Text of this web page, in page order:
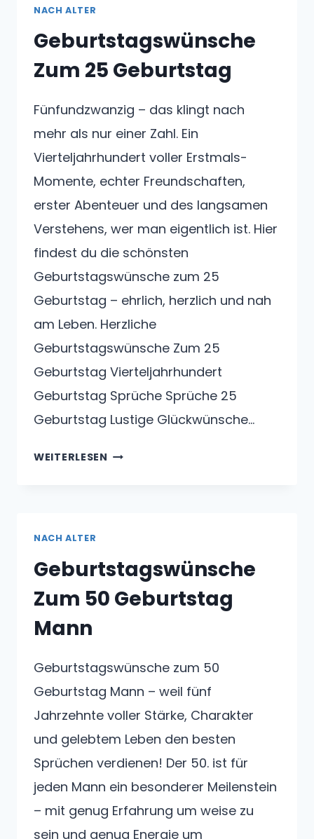
NACH ALTER
Geburtstagswünsche
Zum 25 Geburtstag
Fünfundzwanzig – das klingt nach
mehr als nur einer Zahl. Ein
Vierteljahrhundert voller Erstmals-
Momente, echter Freundschaften,
erster Abenteuer und des langsamen
Verstehens, wer man eigentlich ist. Hier
findest du die schönsten
Geburtstagswünsche zum 25
Geburtstag – ehrlich, herzlich und nah
am Leben. Herzliche
Geburtstagswünsche Zum 25
Geburtstag Vierteljahrhundert
Geburtstag Sprüche Sprüche 25
Geburtstag Lustige Glückwünsche…
WEITERLESEN GEBURTSTAGSWÜNSCHE
NACH ALTER
Geburtstagswünsche
Zum 50 Geburtstag
Mann
Geburtstagswünsche zum 50
Geburtstag Mann – weil fünf
Jahrzehnte voller Stärke, Charakter
und gelebtem Leben den besten
Sprüchen verdienen! Der 50. ist für
jeden Mann ein besonderer Meilenstein
– mit genug Erfahrung um weise zu
sein und genug Energie um